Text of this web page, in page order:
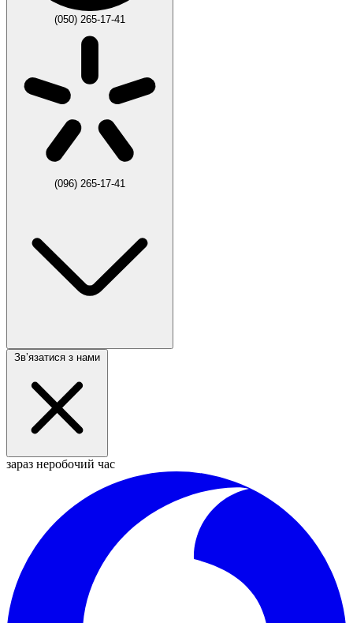
(050) 265-17-41
(096) 265-17-41
Звʼязатися з нами
зараз неробочий час